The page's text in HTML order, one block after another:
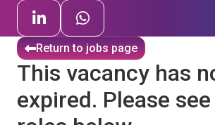
Return to jobs page
This vacancy has
expired. Please